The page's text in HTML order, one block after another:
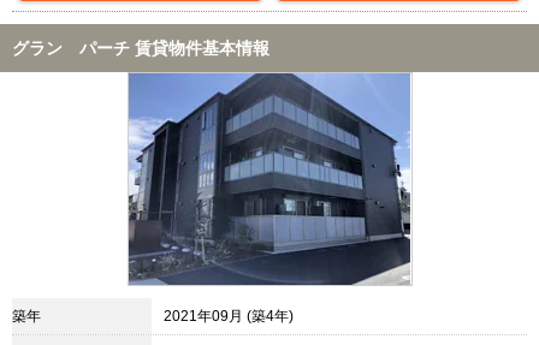
グラン パーチ 賃貸物件基本情報
築年 2021年09月 (築4年)